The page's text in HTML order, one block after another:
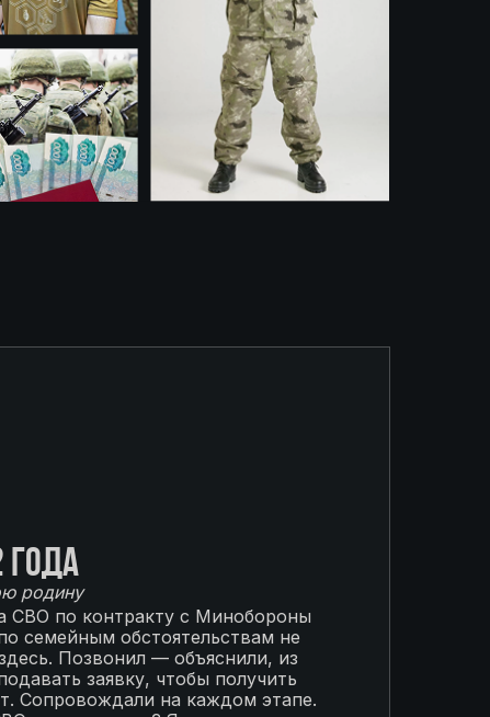
года
родину
СВО по контракту с Минобороны
семейным обстоятельствам не
Позвонил — объяснили, из
заявку, чтобы получить
Сопровождали на каждом этапе.